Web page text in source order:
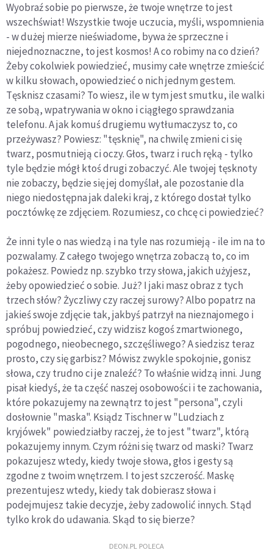
Wyobraź sobie po pierwsze, że twoje wnętrze to jest
wszechświat! Wszystkie twoje uczucia, myśli, wspomnienia
- w dużej mierze nieświadome, bywa że sprzeczne i
niejednoznaczne, to jest kosmos! A co robimy na co dzień?
Żeby cokolwiek powiedzieć, musimy całe wnętrze zmieścić
w kilku słowach, opowiedzieć o nich jednym gestem.
Tęsknisz czasami? To wiesz, ile w tym jest smutku, ile walki
ze sobą, wpatrywania w okno i ciągłego sprawdzania
telefonu. A jak komuś drugiemu wytłumaczysz to, co
przeżywasz? Powiesz: "tęsknię", na chwilę zmieni ci się
twarz, posmutnieją ci oczy. Głos, twarz i ruch ręką - tylko
tyle będzie mógł ktoś drugi zobaczyć. Ale twojej tęsknoty
nie zobaczy, będzie się jej domyślał, ale pozostanie dla
niego niedostępna jak daleki kraj, z którego dostał tylko
pocztówkę ze zdjęciem. Rozumiesz, co chcę ci powiedzieć?
Że inni tyle o nas wiedzą i na tyle nas rozumieją - ile im na to
pozwalamy. Z całego twojego wnętrza zobaczą to, co im
pokażesz. Powiedz np. szybko trzy słowa, jakich użyjesz,
żeby opowiedzieć o sobie. Już? I jaki masz obraz z tych
trzech słów? Życzliwy czy raczej surowy? Albo popatrz na
jakieś swoje zdjęcie tak, jakbyś patrzył na nieznajomego i
spróbuj powiedzieć, czy widzisz kogoś zmartwionego,
pogodnego, nieobecnego, szczęśliwego? A siedzisz teraz
prosto, czy się garbisz? Mówisz zwykle spokojnie, gonisz
słowa, czy trudno ci je znaleźć? To właśnie widzą inni. Jung
pisał kiedyś, że ta część naszej osobowości i te zachowania,
które pokazujemy na zewnątrz to jest "persona", czyli
dosłownie "maska". Ksiądz Tischner w "Ludziach z
kryjówek" powiedziałby raczej, że to jest "twarz", którą
pokazujemy innym. Czym różni się twarz od maski? Twarz
pokazujesz wtedy, kiedy twoje słowa, głos i gesty są
zgodne z twoim wnętrzem. I to jest szczerość. Maskę
prezentujesz wtedy, kiedy tak dobierasz słowa i
podejmujesz takie decyzje, żeby zadowolić innych. Stąd
tylko krok do udawania. Skąd to się bierze?
DEON.PL POLECA